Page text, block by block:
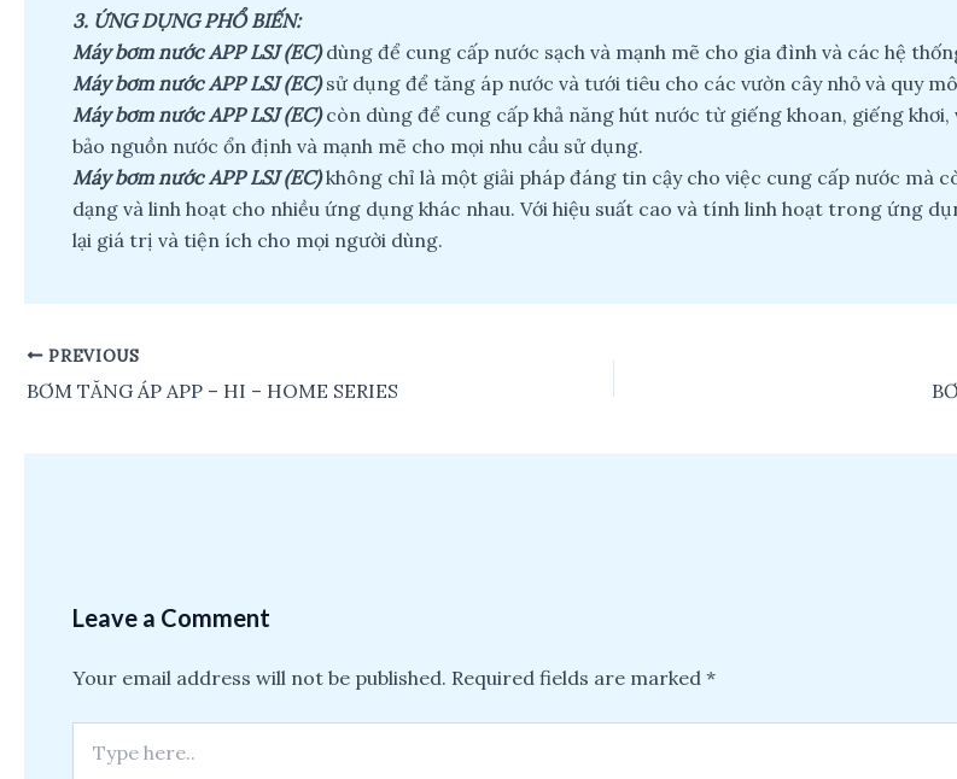
3. ỨNG DỤNG PHỔ BIẾN:
Máy bơm nước APP LSJ (EC)dùng để cung cấp nước sạch và mạnh mẽ cho gia đình và các hệ
Máy bơm nước APP LSJ (EC)sử dụng để tăng áp nước và tưới tiêu cho các vườn cây nhỏ và quy
Máy bơm nước APP LSJ (EC)còn dùng để cung cấp khả năng hút nước từ giếng khoan, giếng khơi,
bảo nguồn nước ổn định và mạnh mẽ cho mọi nhu cầu sử dụng.
Máy bơm nước APP LSJ (EC)không chỉ là một giải pháp đáng tin cậy cho việc cung cấp nước mà
dạng và linh hoạt cho nhiều ứng dụng khác nhau. Với hiệu suất cao và tính linh hoạt trong ứng
lại giá trị và tiện ích cho mọi người dùng.
Post
navigation
PREVIOUS
BƠM TĂNG ÁP APP – HI – HOME SERIES
Leave a Comment
Your email address will not be published. Required fields are marked *
here..